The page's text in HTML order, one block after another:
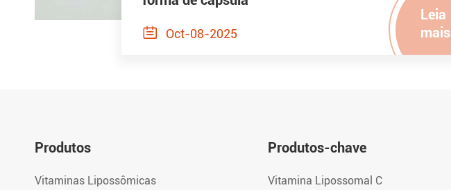
 Oct-08-2025
Leia
mais
Produtos
Vitaminas Lipossômicas
Produtos-chave
Vitamina Lipossomal C